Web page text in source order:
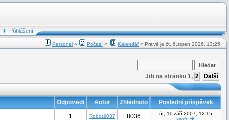
Přihlášení
Personál « Počasí « Kalendář« Právě je čt, 6.srpen 2026, 13:25
Jdi na stránku 1, 2
Další
Odpovědi Autor Zhlédnuto Poslední příspěvek
1 Robot2037 8036
út, 11.září 2007, 12:15